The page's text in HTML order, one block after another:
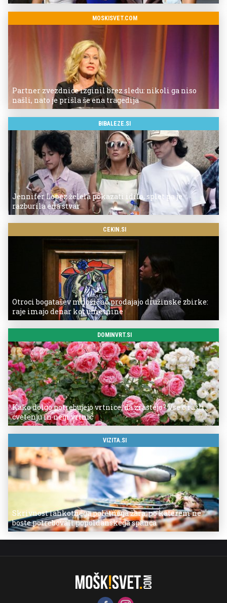
MOSKISVET.COM
Partner zvezdnice izginil brez sledu: nikoli ga niso
našli, nato je prišla še ena tragedija
BIBALEZE.SI
Jennifer Lopez želela pokazati idilo, splet pa je
razburila ena stvar
CEKIN.SI
Otroci bogatašev množično prodajajo družinske zbirke:
raje imajo denar kot umetnine
DOMINVRT.SI
Kako dolgo potrebujejo vrtnice, da zrastejo? Vse o rasti,
cvetenju in negi vrtnic
VIZITA.SI
Skrivnost lahkotnega poletnega žara, po katerem ne
boste potrebovali popoldanskega spanca